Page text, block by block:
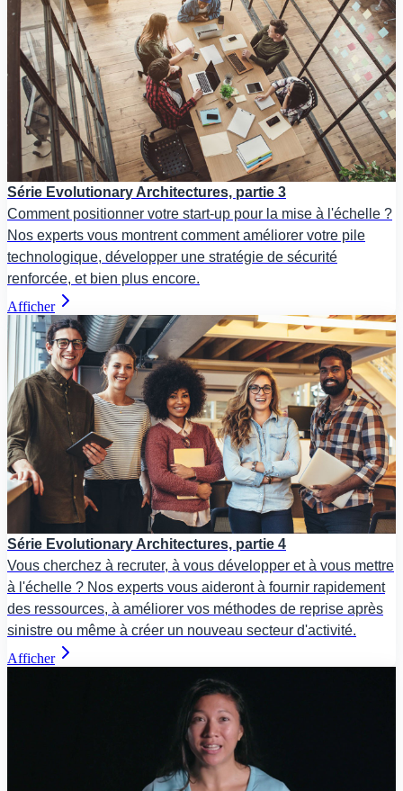
Série Evolutionary Architectures, partie 3
Comment positionner votre start-up pour la mise à l'échelle ?
Nos experts vous montrent comment améliorer votre pile
technologique, développer une stratégie de sécurité
renforcée, et bien plus encore.
Afficher
Série Evolutionary Architectures, partie 4
Vous cherchez à recruter, à vous développer et à vous mettre
à l'échelle ? Nos experts vous aideront à fournir rapidement
des ressources, à améliorer vos méthodes de reprise après
sinistre ou même à créer un nouveau secteur d'activité.
Afficher